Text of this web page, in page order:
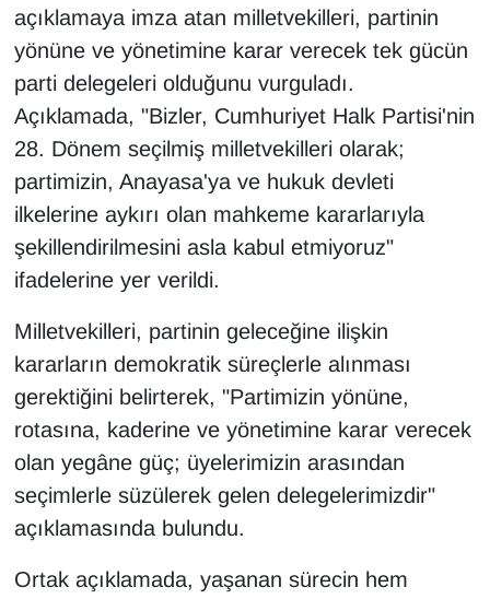
açıklamaya imza atan milletvekilleri, partinin
yönüne ve yönetimine karar verecek tek gücün
parti delegeleri olduğunu vurguladı.
Açıklamada, "Bizler, Cumhuriyet Halk Partisi'nin
28. Dönem seçilmiş milletvekilleri olarak;
partimizin, Anayasa'ya ve hukuk devleti
ilkelerine aykırı olan mahkeme kararlarıyla
şekillendirilmesini asla kabul etmiyoruz"
ifadelerine yer verildi.
Milletvekilleri, partinin geleceğine ilişkin
kararların demokratik süreçlerle alınması
gerektiğini belirterek, "Partimizin yönüne,
rotasına, kaderine ve yönetimine karar verecek
olan yegâne güç; üyelerimizin arasından
seçimlerle süzülerek gelen delegelerimizdir"
açıklamasında bulundu.
Ortak açıklamada, yaşanan sürecin hem